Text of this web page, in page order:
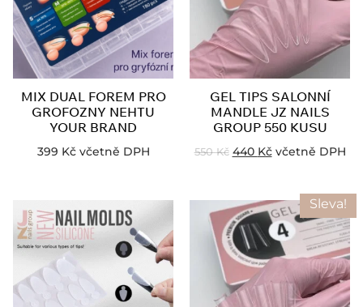
MIX DUAL FOREM PRO
GROFOZNY NEHTU
YOUR BRAND
399 Kč včetně DPH
GEL TIPS SALONNÍ
MANDLE JZ NAILS
GROUP 550 KUSU
550Kč 440 Kč včetně DPH
Sleva!